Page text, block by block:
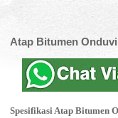
Atap Bitumen
Spesifikasi Atap Bitumen